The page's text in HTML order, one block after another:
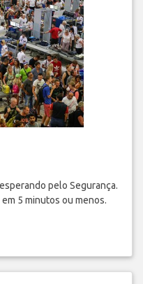
pelo Segurança.
5 minutos ou menos.